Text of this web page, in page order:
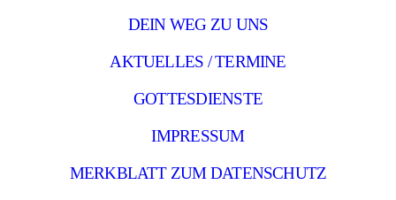
DEIN WEG ZU UNS
AKTUELLES / TERMINE
GOTTESDIENSTE
IMPRESSUM
MERKBLATT ZUM DATENSCHUTZ